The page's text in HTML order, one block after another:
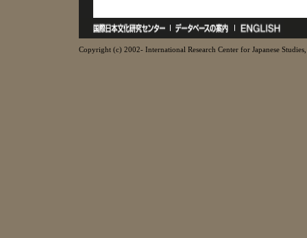
Copyright (c) 2002- International Research Center for Japanese